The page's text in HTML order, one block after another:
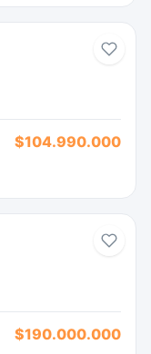
$104.990.000
$190.000.000